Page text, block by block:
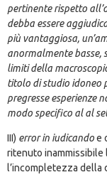
pertinente rispetto
debba essere
più vantaggiosa,
anormalmente basse,
limiti della
titolo di studio idoneo
pregresse esperienze
modo specifico al al
III) error in iudicandoe
ritenuto inammissibile
l’incompletezza della